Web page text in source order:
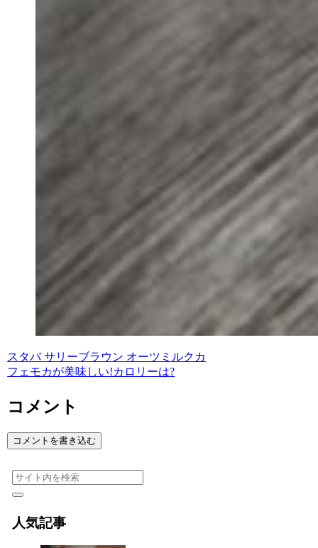
スタバ サリーブラウン オーツミルクカ
フェモカが美味しい!カロリーは?
コメント
コメントを書き込む
人気記事